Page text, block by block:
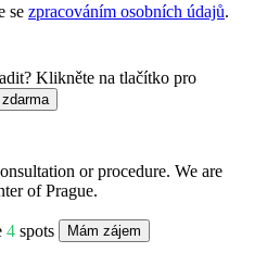
se zpracováním osobních údajů.
Klikněte na tlačítko pro
or procedure. We are
of Prague.
4 spots Mám zájem